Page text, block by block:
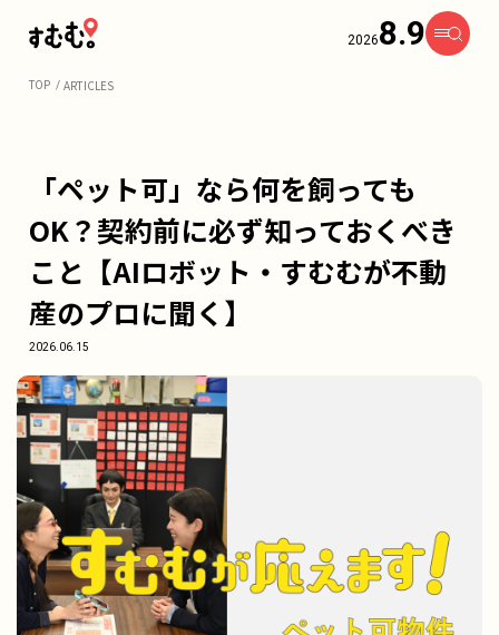
20268.9
TOP ARTICLES
「ペット可」なら何を飼っても
OK？契約前に必ず知っておくべき
こと【AIロボット・すむむが不動
産のプロに聞く】
2026.06.15